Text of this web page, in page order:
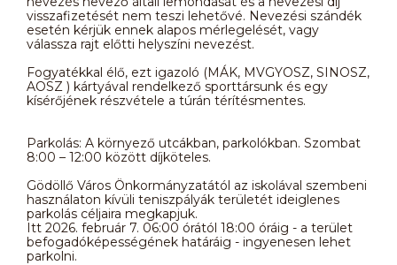
visszafizetését nem teszi lehetővé. Nevezési szándék
esetén kérjük ennek alapos mérlegelését, vagy
válassza rajt előtti helyszíni nevezést.
Fogyatékkal élő, ezt igazoló (MÁK, MVGYOSZ, SINOSZ,
AOSZ ) kártyával rendelkező sporttársunk és egy
kísérőjének részvétele a túrán térítésmentes.
Parkolás: A környező utcákban, parkolókban. Szombat
8:00 – 12:00 között díjköteles.
Gödöllő Város Önkormányzatától az iskolával szembeni
használaton kívüli teniszpályák területét ideiglenes
parkolás céljaira megkapjuk.
Itt 2026. február 7. 06:00 órától 18:00 óráig - a terület
befogadóképességének határáig - ingyenesen lehet
parkolni.